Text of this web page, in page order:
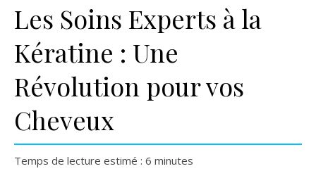
Les Soins Experts à la
Kératine : Une
Révolution pour vos
Cheveux
Temps de lecture estimé : 6 minutes